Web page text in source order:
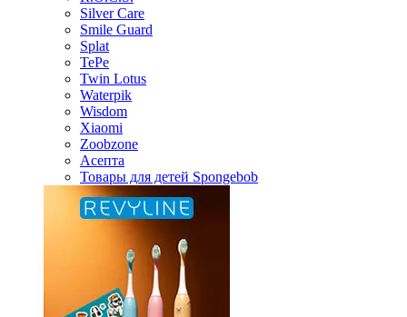
Silver Care
Smile Guard
Splat
TePe
Twin Lotus
Waterpik
Wisdom
Xiaomi
Zoobzone
Асепта
Товары для детей Spongebob